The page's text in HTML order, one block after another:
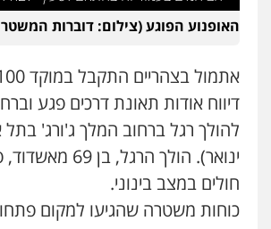
עו"ד פיני פישלר
פלילי תעבורה מח"ש
האופנוע הפוגע (צילום: דוברות
דיווח אודות תאונת דרכים פגע
ינואר). הולך הרגל,
חולים במצב בינוני.
כוחות משטרה שהגיעו למקום